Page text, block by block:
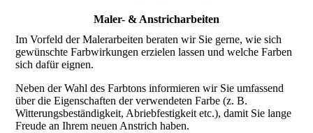
Maler- & Anstrich­arbeiten
Im Vorfeld der Maler­arbeiten bera­ten wir Sie gerne, wie sich
gewün­schte Farb­wirkungen erzie­len lassen und welche Far­ben
sich dafür eignen.
Neben der Wahl des Farb­tons infor­mieren wir Sie um­fassend
über die Eigen­schaf­ten der verwen­deten Farbe (z. B.
Witterungs­bestän­dig­keit, Abrieb­festig­keit etc.), damit Sie lange
Freude an Ihrem neuen An­strich haben.